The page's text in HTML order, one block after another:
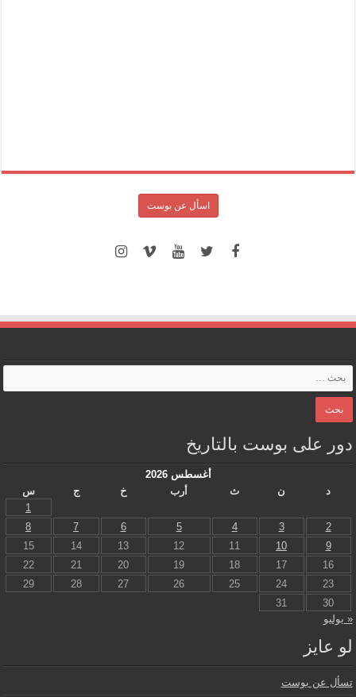
اسأل عن بوست
دور على بوست بالتاريخ
أغسطس 2026
د
ن ث أرب خ ج
س
1
2
3
4
5
6
7
8
9
10
11
12
13
14
15
16
17
18
19
20
21
22
23
24
25
26
27
28
29
30
31
« يوليو
لو عايز
تسأل عن بوست